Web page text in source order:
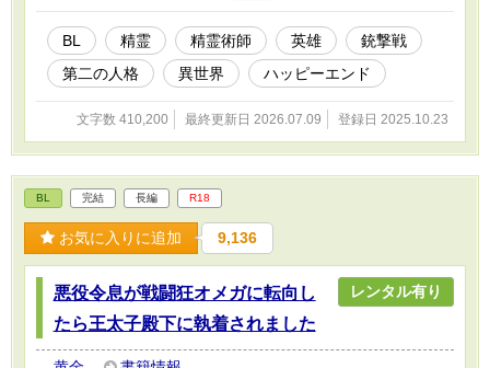
BL 精霊 精霊術師 英雄
銃撃戦
第二の人格
異世界 ハッピーエンド
文字数 410,200 最終更新日 2026.07.09 登録日 2025.10.23
BL 完結 長編 R18
お気に入りに追加 9,136
悪役令息が戦闘狂オメガに転向し
たら王太子殿下に執着されました
レンタル有り